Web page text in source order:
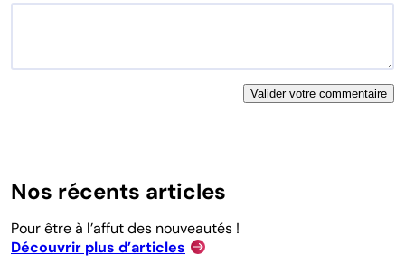
Nos récents articles
Pour être à l’affut des nouveautés !
Découvrir plus d’articles